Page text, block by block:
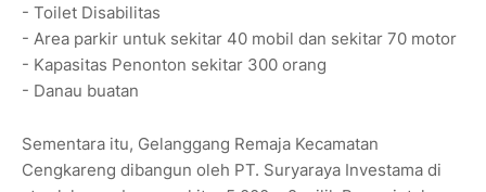
- Toilet Disabilitas
- Area parkir untuk sekitar 40 mobil dan sekitar 70 motor
- Kapasitas Penonton sekitar 300 orang
- Danau buatan
Sementara itu, Gelanggang Remaja Kecamatan
Cengkareng dibangun oleh PT. Suryaraya Investama di